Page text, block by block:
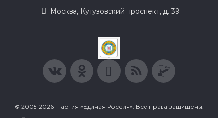
Москва, Кутузовский проспект, д. 39
© 2005-2026, Партия «Единая Россия». Все права защищены.